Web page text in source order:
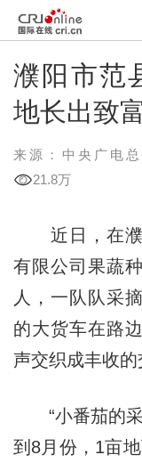
濮阳市范
地长出致
来源：中央广电
21.8万
近日，在濮
有限公司果蔬
人，一队队采
的大货车在路
声交织成丰收的
“小番茄的采
到8月份，1亩